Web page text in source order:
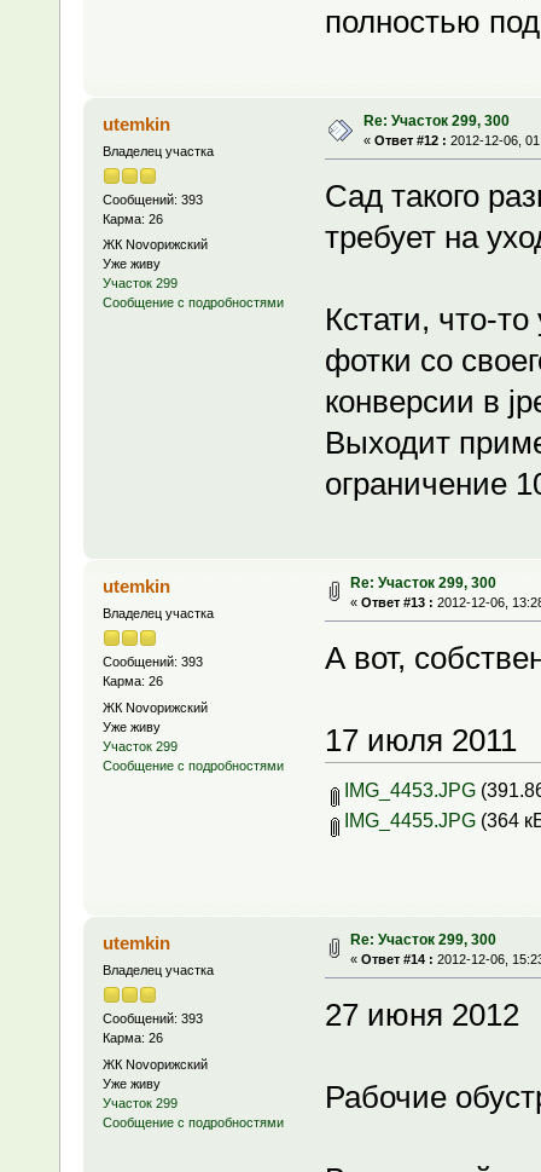
полностью
utemkin
Владелец участка
Сообщений: 393
Карма: 26
ЖК Novoрижский
Уже живу
Участок 299
Сообщение с подробностями
Re: Участок 299, 300
« Ответ #12 : 2012-12-06,
Сад такого
требует на
Кстати, что-
фотки со
конверсии в
Выходит
ограничение
utemkin
Владелец участка
Сообщений: 393
Карма: 26
ЖК Novoрижский
Уже живу
Участок 299
Сообщение с подробностями
Re: Участок 299, 300
« Ответ #13 : 2012-12-06,
А вот,
17 июля 2011
IMG_4453.JPG
IMG_4455.JPG(364
utemkin
Владелец участка
Сообщений: 393
Карма: 26
ЖК Novoрижский
Уже живу
Участок 299
Сообщение с подробностями
Re: Участок 299, 300
« Ответ #14 : 2012-12-06,
27 июня 2012
Рабочие